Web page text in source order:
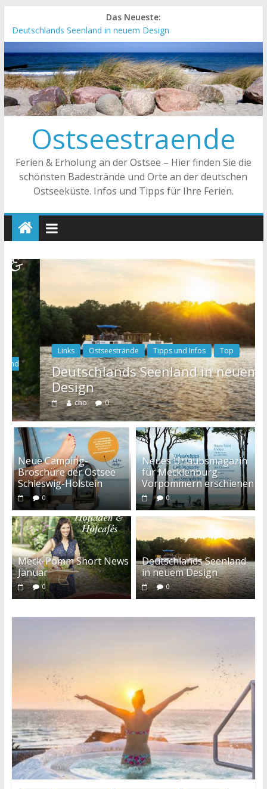
Das Neueste:
Deutschlands Seenland in neuem Design
„Kellenhusen nach Hause bestellen“ Neuer Online-Shop
verfügbar
Neue Camping-Broschüre der Ostsee Schleswig-Holstein
Neues Urlaubsmagazin für Mecklenburg-Vorpommern
erschienen
Meck-Pomm Short News Januar
Ostseestraende
Ferien & Erholung an der Ostsee – Hier finden Sie die
schönsten Badestrände und Orte an der deutschen
Ostseeküste. Infos und Tipps für Ihre Ferien.
Links Ostseestrände Tipps und Infos Top
Deutschlands Seenland in neuem
Design
cho 0
Neue Camping-
Broschüre der Ostsee
Schleswig-Holstein
0
Neues Urlaubsmagazin
für Mecklenburg-
Vorpommern erschienen
0
Meck-Pomm Short News
Januar
0
Deutschlands Seenland
in neuem Design
0